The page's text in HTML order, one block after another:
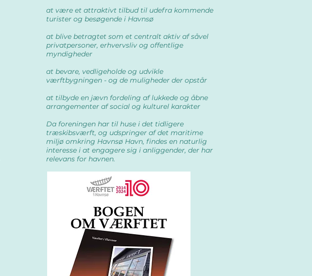
at være et attraktivt tilbud til udefra kommende
turister og besøgende i Havnsø
at blive betragtet som et centralt aktiv af såvel
privatpersoner, erhvervsliv og offentlige
myndigheder
at bevare, vedligeholde og udvikle
værftbygningen - og de muligheder der opstår
at tilbyde en jævn fordeling af lukkede og åbne
arrangementer af social og kulturel karakter
Da foreningen har til huse i det tidligere
træskibsværft, og udspringer af det maritime
miljø omkring Havnsø Havn, findes en naturlig
interesse i at engagere sig i anliggender, der har
relevans for havnen.